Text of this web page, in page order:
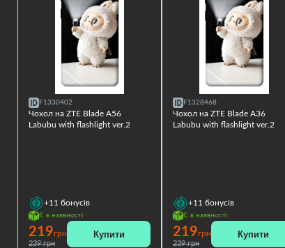
F1330402
Чохол на ZTE Blade A56
Labubu with flashlight ver.2
+11 бонусів
Є в наявності
219грн
239 грн
Купити
F1328468
Чохол на ZTE Blade A36
Labubu with flashlight ver.2
+11 бонусів
Є в наявності
219грн
239 грн
Купити